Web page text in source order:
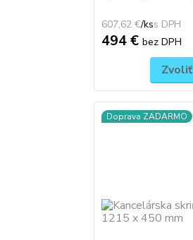
607,62 €/ks
494 € bez DPH
Doprava ZADARMO